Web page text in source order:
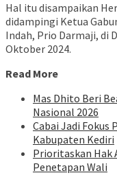
Hal itu disampaikan
didampingi Ketua
Indah, Prio Darmaji, di
Oktober 2024.
Read More
Mas Dhito Beri
Nasional 2026
Cabai Jadi Fokus
Kabupaten Kediri
Prioritaskan Hak
Penetapan Wali